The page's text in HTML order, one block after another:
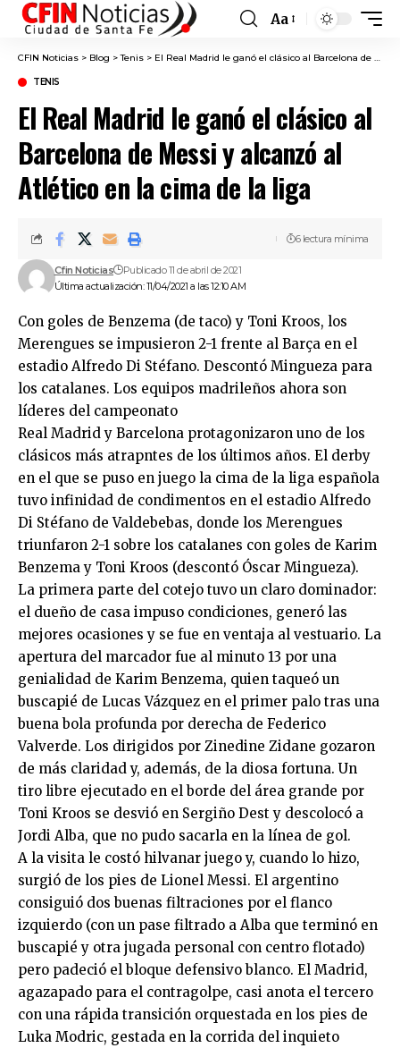
Font
Resizer
Aa
CFIN Noticias > Blog >Tenis > El Real Madrid le ganó el clásico al Barcelona de Messi y alcanzó al Atlético en la cima de la liga
TENIS
El Real Madrid le ganó el clásico al
Barcelona de Messi y alcanzó al
Atlético en la cima de la liga
Última actualización: 11/04/2021 a las 12:10 AM
Cfin Noticias Publicado 11 de abril de 2021
6 lectura mínima
Con goles de Benzema (de taco) y Toni Kroos, los
Merengues se impusieron 2-1 frente al Barça en el
estadio Alfredo Di Stéfano. Descontó Mingueza para
los catalanes. Los equipos madrileños ahora son
líderes del campeonato
Real Madrid y Barcelona protagonizaron uno de los
clásicos más atrapntes de los últimos años. El derby
en el que se puso en juego la cima de la liga española
tuvo infinidad de condimentos en el estadio Alfredo
Di Stéfano de Valdebebas, donde los Merengues
triunfaron 2-1 sobre los catalanes con goles de Karim
Benzema y Toni Kroos (descontó Óscar Mingueza).
La primera parte del cotejo tuvo un claro dominador:
el dueño de casa impuso condiciones, generó las
mejores ocasiones y se fue en ventaja al vestuario. La
apertura del marcador fue al minuto 13 por una
genialidad de Karim Benzema, quien taqueó un
buscapié de Lucas Vázquez en el primer palo tras una
buena bola profunda por derecha de Federico
Valverde. Los dirigidos por Zinedine Zidane gozaron
de más claridad y, además, de la diosa fortuna. Un
tiro libre ejecutado en el borde del área grande por
Toni Kroos se desvió en Sergiño Dest y descolocó a
Jordi Alba, que no pudo sacarla en la línea de gol.
A la visita le costó hilvanar juego y, cuando lo hizo,
surgió de los pies de Lionel Messi. El argentino
consiguió dos buenas filtraciones por el flanco
izquierdo (con un pase filtrado a Alba que terminó en
buscapié y otra jugada personal con centro flotado)
pero padeció el bloque defensivo blanco. El Madrid,
agazapado para el contragolpe, casi anota el tercero
con una rápida transición orquestada en los pies de
Luka Modric, gestada en la corrida del inquieto